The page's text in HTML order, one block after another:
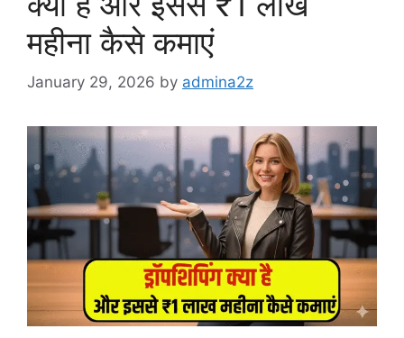
महीना कैसे कमाएं
January 29, 2026 by admina2z